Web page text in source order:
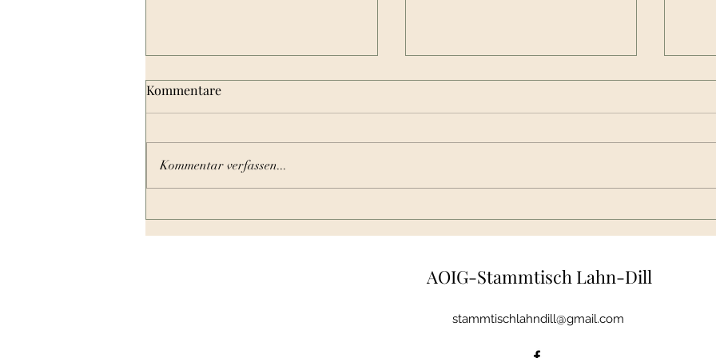
Meine Empfehlung für eine
von uns. Er ist Illustrator und
Grafikdesigner und erstellt unter
Ein Klassiker ist zu verkaufen
die Bitte, die Anfrage an Euch
Kommentare
Kommentar verfassen...
AOIG-Stammtisch Lahn-Dill
stammtischlahndill@gmail.com